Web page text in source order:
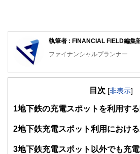
執筆者 : FINANCIAL FIELD編集
ファイナンシャルプランナー
FinancialField編集部は、金融、
知識がない方でも理解できるよ
得者を中心に「お金や暮らし」
験者で構成され、企画立案から
関わることで、読者目線のコン
目次 [非表示]
1 地下鉄の充電スポットを利用す
2地下鉄充電スポット利用におけ
3地下鉄充電スポット以外でも充